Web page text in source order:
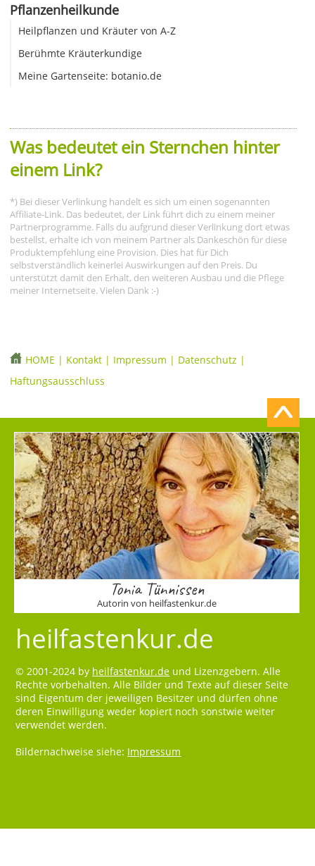
Pflanzenheilkunde
Heilpflanzen und Kräuter von A-Z
Berühmte Kräuterkundige
Meine Gartenseite: botanio.de
Was bedeutet ein Sternchen hinter
einem Link?
*) Bei dieser Verlinkung handelt es sich um einen sogenannten
Affiliate-Link. Das bedeutet, der Link führt dich zu einem meiner
Partnerprogramme. Falls du aufgrund dieser Verlinkung dort etwas
bestellst, erhalte ich von meinem Partner als Dankeschön für diese
Produktempfehlung eine Provision. Dies hat für Dich
selbstverständlich keinerlei Auswirkungen auf den Preis. Du
unterstützt damit den Erhalt, den weiteren Ausbau und die Pflege
meiner Internetseite. Vielen Dank :-)
HOME | Kontakt | Impressum | Datenschutz |
Haftungsausschluss
Tonia Tünnissen
Autorin von heilfastenkur.de
heilfastenkur.de
© 2001-2024 by heilfastenkur.de und Lizenzgebern. Alle
Rechte vorbehalten. Alle Bilder und Texte auf dieser Seite
sind Eigentum der jeweiligen Besitzer und dürfen ohne
deren Einwilligung weder kopiert noch sonstwie weiter
verwendet werden.
Bildernachweise siehe: Impressum